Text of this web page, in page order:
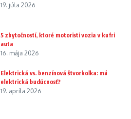
19. júla 2026
5 zbytočností, ktoré motoristi vozia v kufri
auta
16. mája 2026
Elektrická vs. benzínová štvorkolka: má
elektrická budúcnosť?
19. apríla 2026